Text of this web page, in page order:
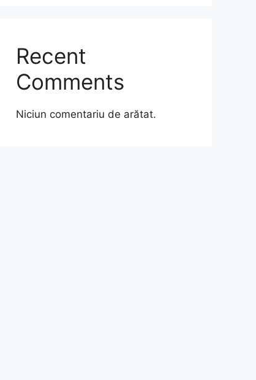
Recent
Comments
Niciun comentariu de arătat.